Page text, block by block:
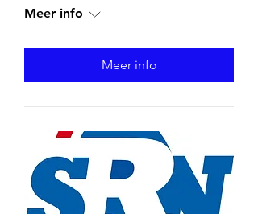
Meer info
Meer info